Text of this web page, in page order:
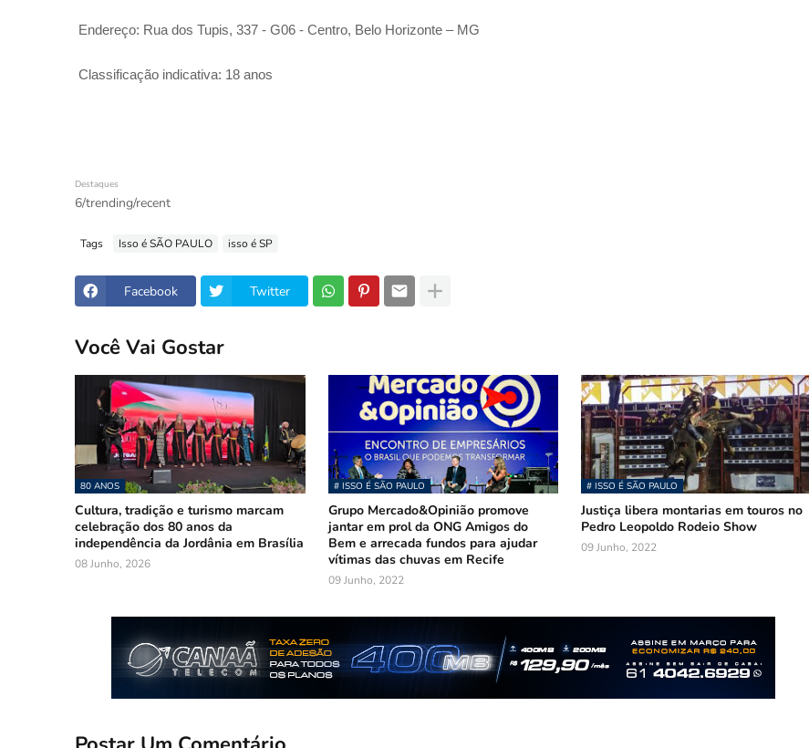
Endereço: Rua dos Tupis, 337 - G06 - Centro, Belo Horizonte – MG
Classificação indicativa: 18 anos
Destaques
6/trending/recent
Tags Isso é SÃO PAULO isso é SP
Facebook Twitter
Você Vai Gostar
80 ANOS
Cultura, tradição e turismo marcam
celebração dos 80 anos da
independência da Jordânia em Brasília
08 Junho, 2026
# ISSO É SÃO PAULO
Grupo Mercado&Opinião promove
jantar em prol da ONG Amigos do
Bem e arrecada fundos para ajudar
vítimas das chuvas em Recife
09 Junho, 2022
# ISSO É SÃO PAULO
Justiça libera montarias em touros no
Pedro Leopoldo Rodeio Show
09 Junho, 2022